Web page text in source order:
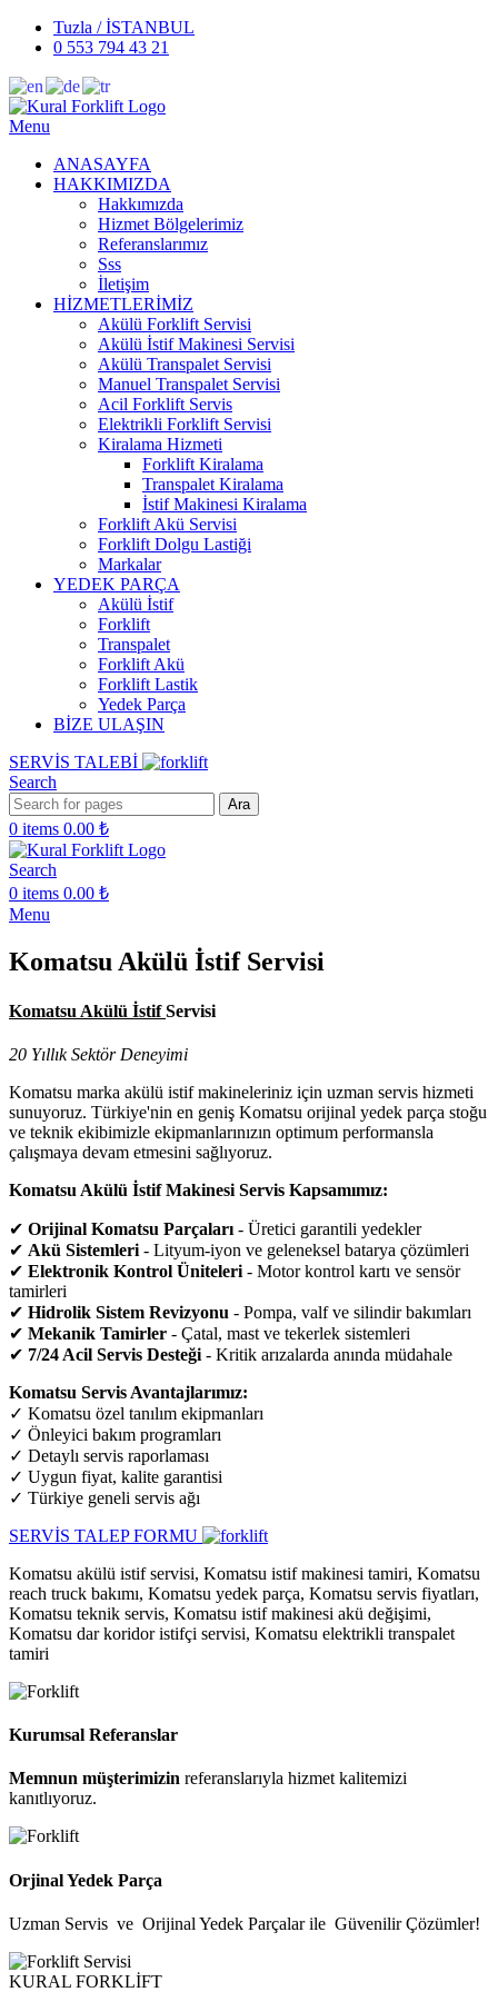
Tuzla / İSTANBUL
0 553 794 43 21
Menu
ANASAYFA
HAKKIMIZDA
Hakkımızda
Hizmet Bölgelerimiz
Referanslarımız
Sss
İletişim
HİZMETLERİMİZ
Akülü Forklift Servisi
Akülü İstif Makinesi Servisi
Akülü Transpalet Servisi
Manuel Transpalet Servisi
Acil Forklift Servis
Elektrikli Forklift Servisi
Kiralama Hizmeti
Forklift Kiralama
Transpalet Kiralama
İstif Makinesi Kiralama
Forklift Akü Servisi
Forklift Dolgu Lastiği
Markalar
YEDEK PARÇA
Akülü İstif
Forklift
Transpalet
Forklift Akü
Forklift Lastik
Yedek Parça
BİZE ULAŞIN
SERVİS TALEBİ
Search
Ara
0 items 0.00 ₺
Search
0 items 0.00 ₺
Menu
Komatsu Akülü İstif Servisi
Komatsu Akülü İstifServisi
20 Yıllık Sektör Deneyimi
Komatsu marka akülü istif makineleriniz için uzman servis hizmeti
sunuyoruz. Türkiye'nin en geniş Komatsu orijinal yedek parça stoğu
ve teknik ekibimizle ekipmanlarınızın optimum performansla
çalışmaya devam etmesini sağlıyoruz.
Komatsu Akülü İstif Makinesi Servis Kapsamımız:
✔ Orijinal Komatsu Parçaları - Üretici garantili yedekler
✔ Akü Sistemleri - Lityum-iyon ve geleneksel batarya çözümleri
✔ Elektronik Kontrol Üniteleri - Motor kontrol kartı ve sensör
tamirleri
✔ Hidrolik Sistem Revizyonu - Pompa, valf ve silindir bakımları
✔ Mekanik Tamirler - Çatal, mast ve tekerlek sistemleri
✔ 7/24 Acil Servis Desteği - Kritik arızalarda anında müdahale
Komatsu Servis Avantajlarımız:
✓ Komatsu özel tanılım ekipmanları
✓ Önleyici bakım programları
✓ Detaylı servis raporlaması
✓ Uygun fiyat, kalite garantisi
✓ Türkiye geneli servis ağı
SERVİS TALEP FORMU
Komatsu akülü istif servisi, Komatsu istif makinesi tamiri, Komatsu
reach truck bakımı, Komatsu yedek parça, Komatsu servis fiyatları,
Komatsu teknik servis, Komatsu istif makinesi akü değişimi,
Komatsu dar koridor istifçi servisi, Komatsu elektrikli transpalet
tamiri
Kurumsal Referanslar
Memnun müşterimizin referanslarıyla hizmet kalitemizi
kanıtlıyoruz.
Orjinal Yedek Parça
Uzman Servis ve Orijinal Yedek Parçalar ile Güvenilir Çözümler!
KURAL FORKLİFT